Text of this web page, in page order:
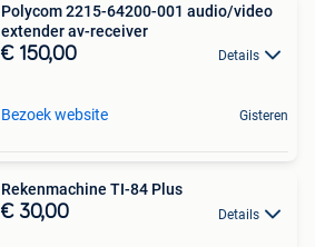
Polycom 2215-64200-001 audio/video
extender av-receiver
€ 150,00 Details
Bezoek website Gisteren
Rekenmachine TI-84 Plus
€ 30,00 Details